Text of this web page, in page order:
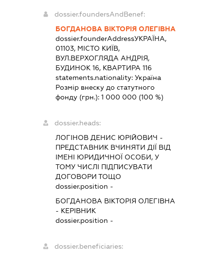
dossier.foundersAndBenef:
БОГДАНОВА ВІКТОРІЯ ОЛЕГІВНА
dossier.founderAddressУКРАЇНА,
01103, МІСТО КИЇВ,
ВУЛ.ВЕРХОГЛЯДА АНДРІЯ,
БУДИНОК 16, КВАРТИРА 116
statements.nationality: Україна
Розмір внеску до статутного
фонду (грн.): 1 000 000 (100 %)
dossier.heads:
ЛОГІНОВ ДЕНИС ЮРІЙОВИЧ -
ПРЕДСТАВНИК ВЧИНЯТИ ДІЇ ВІД
ІМЕНІ ЮРИДИЧНОЇ ОСОБИ, У
ТОМУ ЧИСЛІ ПІДПИСУВАТИ
ДОГОВОРИ ТОЩО
dossier.position -
БОГДАНОВА ВІКТОРІЯ ОЛЕГІВНА
- КЕРІВНИК
dossier.position -
dossier.beneficiaries: